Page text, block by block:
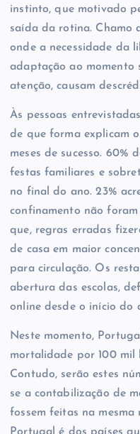
instinto, que motivado
saída da rotina. Chamo
onde a necessidade da
adaptação ao momento
atenção, causam
Às pessoas
de que forma explicam
meses de sucesso. 60%
festas familiares e
no final do ano. 23%
confinamento não
que, regras erradas
de casa em maior
para circulação. Os
abertura das escolas,
online desde o início do
Neste momento,
mortalidade por 100 mil
Contudo, serão estes
se a contabilização de
fossem feitas na mesma
Portugal é dos países